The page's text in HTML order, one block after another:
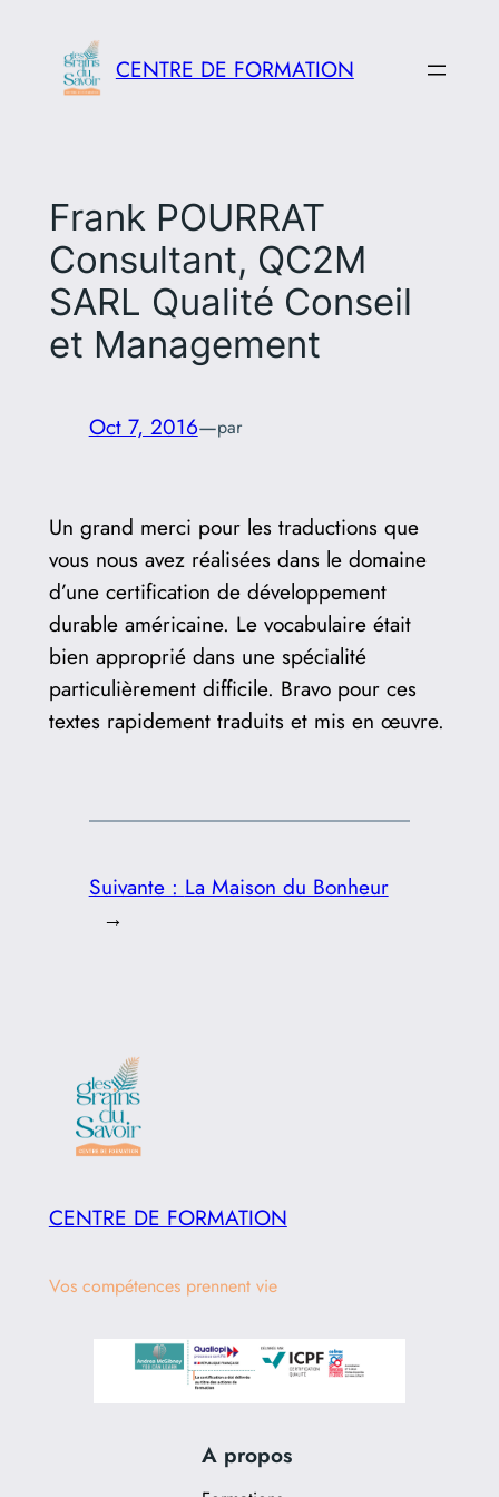
contenu
CENTRE DE FORMATION
Frank POURRAT
Consultant, QC2M
SARL Qualité Conseil
et Management
Oct 7, 2016—par
Un grand merci pour les traductions que
vous nous avez réalisées dans le domaine
d’une certification de développement
durable américaine. Le vocabulaire était
bien approprié dans une spécialité
particulièrement difficile. Bravo pour ces
textes rapidement traduits et mis en œuvre.
Suivante : La Maison du Bonheur
→
CENTRE DE FORMATION
Vos compétences prennent vie
A propos